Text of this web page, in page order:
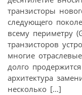
транзисторы
следующего
всему периметру
транзисторов
многие
долго
архитектура
несколько […]